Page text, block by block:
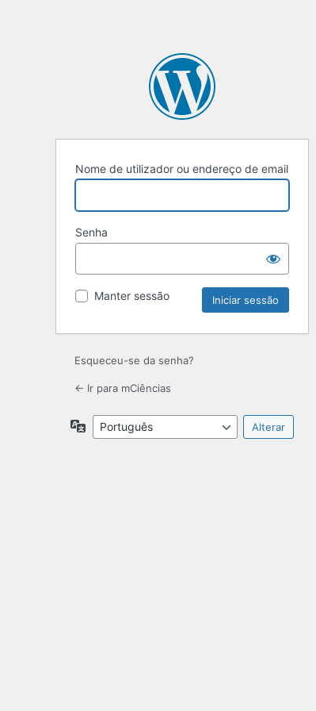
Nome de utilizador ou endereço de email
Senha
Manter sessão
Esqueceu-se da senha?
← Ir para mCiências
Idioma